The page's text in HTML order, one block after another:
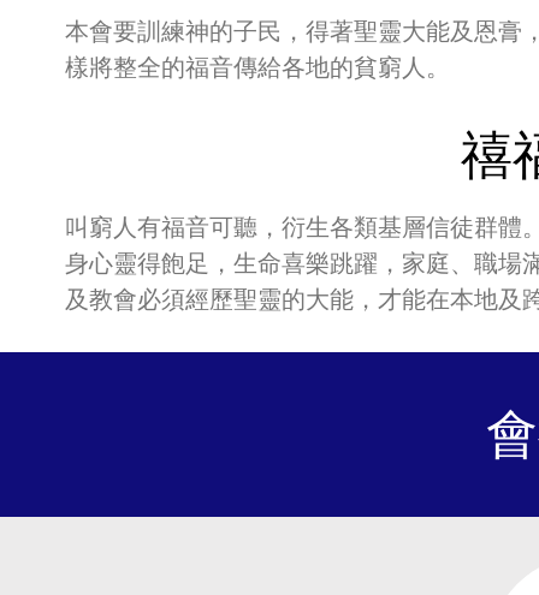
本會要訓練神的子民，得著聖靈大能及恩膏
樣將整全的福音傳給各地的貧窮人。
禧
叫窮人有福音可聽，衍生各類基層信徒群體
身心靈得飽足，生命喜樂跳躍，家庭、職場
及教會必須經歷聖靈的大能，才能在本地及